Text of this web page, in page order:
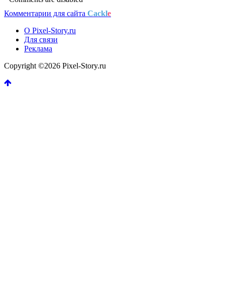
Комментарии для сайта Cackle
О Pixel-Story.ru
Для связи
Реклама
Copyright ©2026 Pixel-Story.ru